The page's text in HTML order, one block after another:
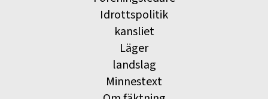
Idrottspolitik
kansliet
Läger
landslag
Minnestext